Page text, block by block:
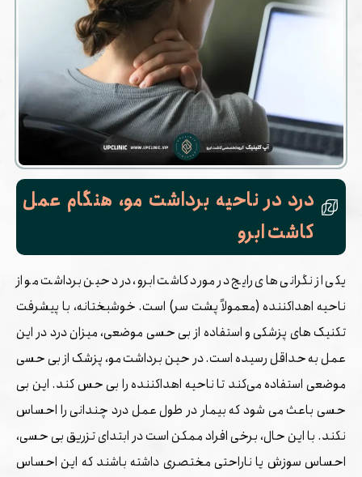
درد در ناحیه برداشت مو، هنگام عمل
کاشت ابرو
یکی از نگرانی ‌های رایج در مورد کاشت ابرو، درد حین برداشت مو از
ناحیه اهداکننده (معمولاً پشت سر) است. خوشبختانه، با پیشرفت
تکنیک ‌های پزشکی و استفاده از بی‌ حسی موضعی، میزان درد در این
عمل به حداقل رسیده است. در حین برداشت مو، پزشک از بی ‌حسی
موضعی استفاده می‌کند تا ناحیه اهداکننده را بی ‌حس کند. این بی
‌حسی باعث می‌ شود که بیمار در طول عمل درد چندانی را احساس
نکند. با این حال، برخی افراد ممکن است در ابتدای تزریق بی ‌حسی،
احساس سوزش یا ناراحتی مختصری داشته باشند که این احساس